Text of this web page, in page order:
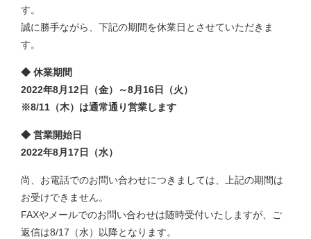
す。
誠に勝手ながら、下記の期間を休業日とさせていただきま
す。
◆ 休業期間
2022年8月12日（金）～8月16日（火）
※8/11（木）は通常通り営業します
◆ 営業開始日
2022年8月17日（水）
尚、お電話でのお問い合わせにつきましては、上記の期間は
お受けできません。
FAXやメールでのお問い合わせは随時受付いたしますが、ご
返信は8/17（水）以降となります。